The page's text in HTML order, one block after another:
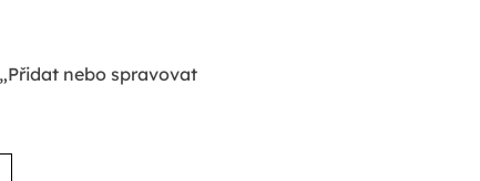
nebo spravovat